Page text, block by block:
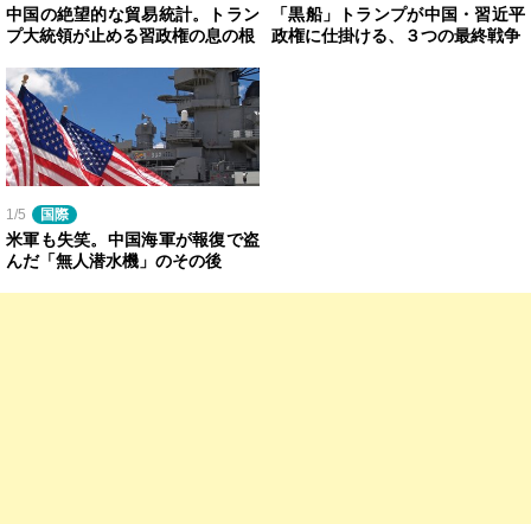
中国の絶望的な貿易統計。トラン
プ大統領が止める習政権の息の根
「黒船」トランプが中国・習近平
政権に仕掛ける、３つの最終戦争
1/5 国際
米軍も失笑。中国海軍が報復で盗
んだ「無人潜水機」のその後